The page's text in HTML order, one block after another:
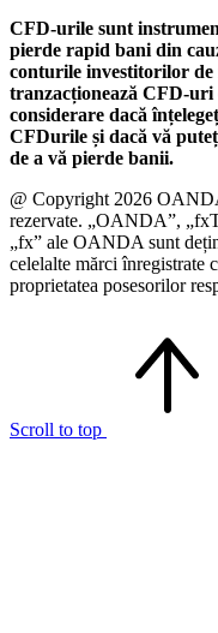
CFD-urile sunt
pierde rapid bani din
conturile investitorilor
tranzacționează CFD-
considerare dacă
CFDurile și dacă vă
de a vă pierde banii.
@ Copyright 2026
rezervate. „OANDA”,
„fx” ale OANDA sunt
celelalte mărci înregistrate
proprietatea posesorilor
Scroll to top